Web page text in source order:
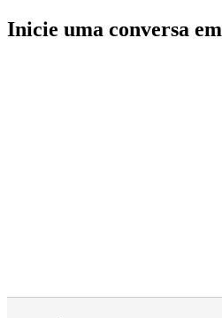
Inicie uma conversa em